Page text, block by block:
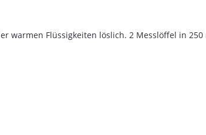
warmen Flüssigkeiten löslich. 2 Messlöffel in